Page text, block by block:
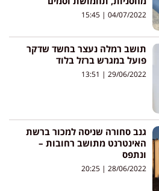
04/07/2022
תושב רמלה נעצר בחשד שדקר
פועל במגרש ברזל בלוד
29/06/2022
גנב סחורה שניסה למכור ברשת
האינטרנט מתושב רחובות –
ונתפס
28/06/2022